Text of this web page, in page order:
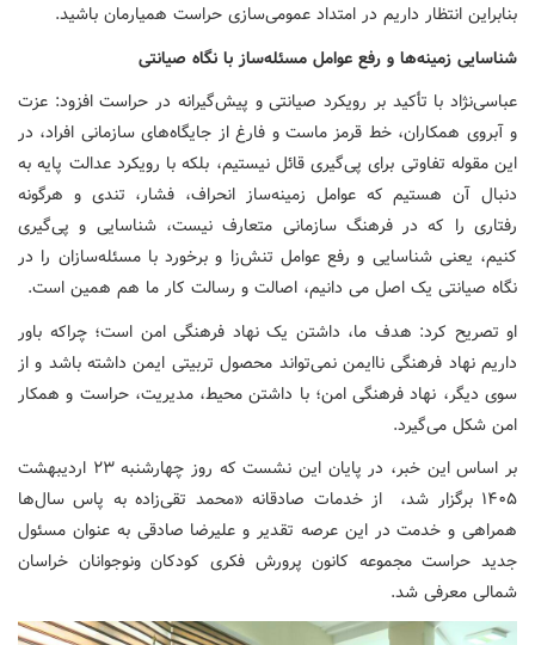
بنابراین انتظار داریم در امتداد عمومی‌سازی حراست همیارمان باشید.
شناسایی زمینه‌ها و رفع عوامل مسئله‌ساز با نگاه صیانتی
عباسی‌نژاد با تأکید بر رویکرد صیانتی و پیش‌گیرانه در حراست افزود: عزت
و آبروی همکاران، خط قرمز ماست و فارغ از جایگاه‌های سازمانی افراد، در
این مقوله تفاوتی برای پی‌گیری قائل نیستیم، بلکه با رویکرد عدالت پایه به
دنبال آن هستیم که عوامل زمینه‌ساز انحراف، فشار، تندی و هرگونه
رفتاری را که در فرهنگ سازمانی متعارف نیست، شناسایی و پی‌گیری
کنیم، یعنی شناسایی و رفع عوامل تنش‌زا و برخورد با مسئله‌سازان را در
نگاه صیانتی یک اصل می دانیم، اصالت و رسالت کار ما هم همین است.
او تصریح کرد: هدف ما، داشتن یک نهاد فرهنگی امن است؛ چراکه باور
داریم نهاد فرهنگی ناایمن نمی‌تواند محصول تربیتی ایمن داشته باشد و از
سوی دیگر، نهاد فرهنگی امن؛ با داشتن محیط، مدیریت، حراست و همکار
امن شکل می‌گیرد.
بر اساس این خبر، در پایان این نشست که روز چهارشنبه ۲۳ اردیبهشت
۱۴۰۵ برگزار شد، از خدمات صادقانه «محمد تقی‌زاده به پاس سال‌ها
همراهی و خدمت در این عرصه تقدیر و علیرضا صادقی به عنوان مسئول
جدید حراست مجموعه کانون پرورش فکری کودکان ونوجوانان خراسان
شمالی معرفی شد.